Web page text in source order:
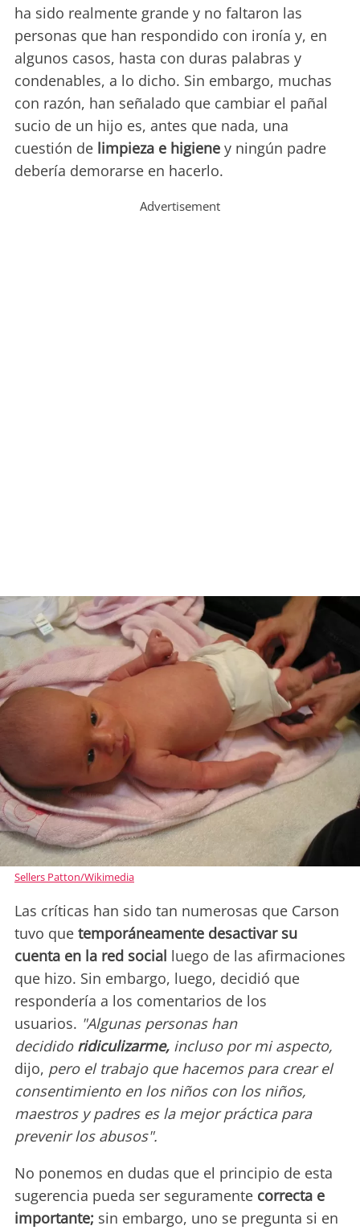
ha sido realmente grande y no faltaron las
personas que han respondido con ironía y, en
algunos casos, hasta con duras palabras y
condenables, a lo dicho. Sin embargo, muchas
con razón, han señalado que cambiar el pañal
sucio de un hijo es, antes que nada, una
cuestión de limpieza e higiene y ningún padre
debería demorarse en hacerlo.
Advertisement
Sellers Patton/Wikimedia
Las críticas han sido tan numerosas que Carson
tuvo que temporáneamente desactivar su
cuenta en la red social luego de las afirmaciones
que hizo. Sin embargo, luego, decidió que
respondería a los comentarios de los
usuarios. "Algunas personas han
decidido ridiculizarme, incluso por mi aspecto,
dijo, pero el trabajo que hacemos para crear el
consentimiento en los niños con los niños,
maestros y padres es la mejor práctica para
prevenir los abusos".
No ponemos en dudas que el principio de esta
sugerencia pueda ser seguramente correcta e
importante; sin embargo, uno se pregunta si en